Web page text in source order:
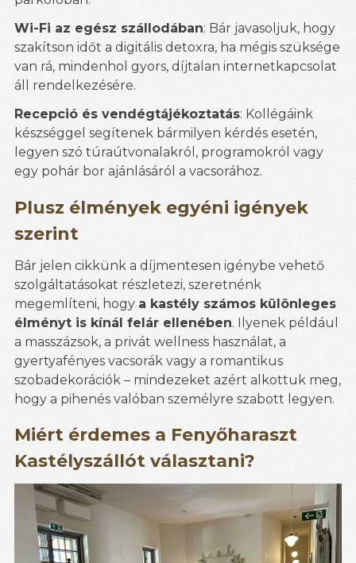
Wi-Fi az egész szállodában: Bár javasoljuk, hogy
szakítson időt a digitális detoxra, ha mégis szüksége
van rá, mindenhol gyors, díjtalan internetkapcsolat
áll rendelkezésére.
Recepció és vendégtájékoztatás: Kollégáink
készséggel segítenek bármilyen kérdés esetén,
legyen szó túraútvonalakról, programokról vagy
egy pohár bor ajánlásáról a vacsorához.
Plusz élmények egyéni igények
szerint
Bár jelen cikkünk a díjmentesen igénybe vehető
szolgáltatásokat részletezi, szeretnénk
megemlíteni, hogy a kastély számos különleges
élményt is kínál felár ellenében. Ilyenek például
a masszázsok, a privát wellness használat, a
gyertyafényes vacsorák vagy a romantikus
szobadekorációk – mindezeket azért alkottuk meg,
hogy a pihenés valóban személyre szabott legyen.
Miért érdemes a Fenyőharaszt
Kastélyszállót választani?